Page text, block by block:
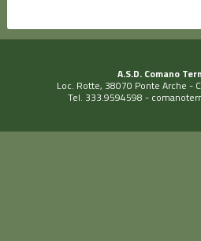
A.S.D. Comano
Loc. Rotte, 38070 Ponte Arche -
Tel. 333.9594598 -